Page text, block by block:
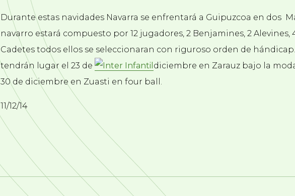
Durante estas navidades Navarra se enfrentará a Guipuzcoa en dos
navarro estará compuesto por 12 jugadores, 2 Benjamines, 2 Alevines,
Cadetes todos ellos se seleccionaran con riguroso orden de
tendrán lugar el 23 de
diciembre en Zarauz bajo la
30 de diciembre en Zuasti en four ball.
11/12/14